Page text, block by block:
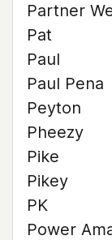
Partner
Pat
Paul
Paul Pena
Peyton
Pheezy
Pike
Pikey
PK
Power